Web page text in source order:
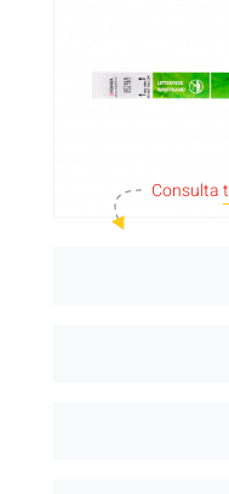
braccialetti in
modo ridurrai la
Consulta